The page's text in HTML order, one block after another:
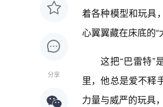
分享
着各种模型和玩具
心翼翼藏在床底的
这把“巴雷特”
里，他总是爱不释
力量与威严的玩具